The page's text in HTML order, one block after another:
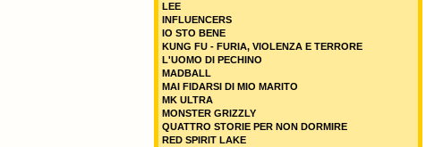
LEE
INFLUENCERS
IO STO BENE
KUNG FU - FURIA, VIOLENZA E TERRORE
L'UOMO DI PECHINO
MADBALL
MAI FIDARSI DI MIO MARITO
MK ULTRA
MONSTER GRIZZLY
QUATTRO STORIE PER NON DORMIRE
RED SPIRIT LAKE